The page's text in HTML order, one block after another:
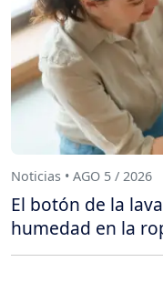
Noticias • AGO 5 / 2026
El botón de la
humedad en la